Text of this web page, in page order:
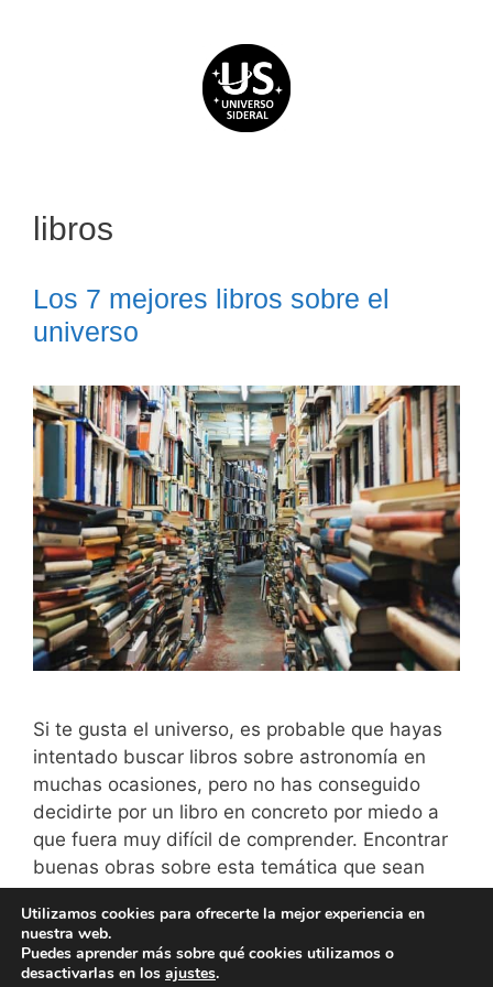
libros
Los 7 mejores libros sobre el
universo
Si te gusta el universo, es probable que hayas
intentado buscar libros sobre astronomía en
muchas ocasiones, pero no has conseguido
decidirte por un libro en concreto por miedo a
que fuera muy difícil de comprender. Encontrar
buenas obras sobre esta temática que sean
entendibles para principiantes, no suele ser una
tarea sencilla. Aquí tienes …Leer más
Utilizamos cookies para ofrecerte la mejor experiencia en
nuestra web.
Puedes aprender más sobre qué cookies utilizamos o
desactivarlas en los ajustes.